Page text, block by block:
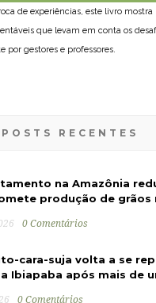
de experiências, este livro mostra
que levam em conta os
por gestores e professores.
POSTS RECENTES
na Amazônia
produção de grãos
0 Comentários
cara-suja volta a se
Ibiapaba após mais de
0 Comentários